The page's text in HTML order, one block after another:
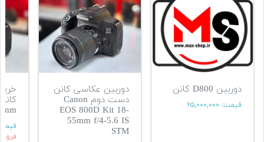
دوربین D800 کانن
قیمت: ۶۵,۰۰۰,۰۰۰
دوربین عکاسی کانن
دست دوم Canon
EOS 800D Kit 18-
55mm f/4-5.6 IS
STM